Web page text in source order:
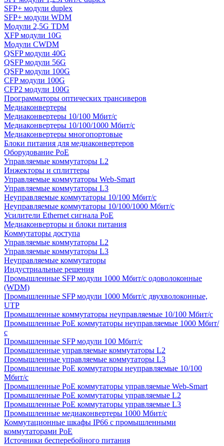
SFP+ модули duplex
SFP+ модули WDM
Модули 2,5G TDM
XFP модули 10G
Модули CWDM
QSFP модули 40G
QSFP модули 56G
QSFP модули 100G
CFP модули 100G
CFP2 модули 100G
Программаторы оптических трансиверов
Медиаконвертеры
Медиаконвертеры 10/100 Мбит/с
Медиаконвертеры 10/100/1000 Мбит/c
Медиаконвертеры многопортовые
Блоки питания для медиаконвертеров
Оборудование PoE
Управляемые коммутаторы L2
Инжекторы и сплиттеры
Управляемые коммутаторы Web-Smart
Управляемые коммутаторы L3
Неуправляемые коммутаторы 10/100 Мбит/с
Неуправляемые коммутаторы 10/100/1000 Мбит/с
Усилители Ethernet сигнала PoE
Медиаконверторы и блоки питания
Коммутаторы доступа
Управляемые коммутаторы L2
Управляемые коммутаторы L3
Неуправляемые коммутаторы
Индустриальные решения
Промышленные SFP модули 1000 Мбит/c одоволоконные
(WDM)
Промышленные SFP модули 1000 Мбит/c двухволоконные,
UTP
Промышленные коммутаторы неуправляемые 10/100 Мбит/с
Промышленные PoE коммутаторы неуправляемые 1000 Мбит/
с
Промышленные SFP модули 100 Мбит/c
Промышленные управляемые коммутаторы L2
Промышленные управляемые коммутаторы L3
Промышленные PoE коммутаторы неуправляемые 10/100
Мбит/с
Промышленные PoE коммутаторы управляемые Web-Smart
Промышленные PoE коммутаторы управляемые L2
Промышленные PoE коммутаторы управляемые L3
Промышленные медиаконвертеры 1000 Мбит/с
Коммутационные шкафы IP66 c промышленными
коммутаторами PoE
Источники бесперебойного питания